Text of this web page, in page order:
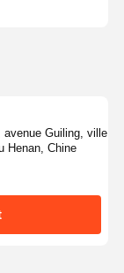
avenue Guiling, ville
Henan, Chine